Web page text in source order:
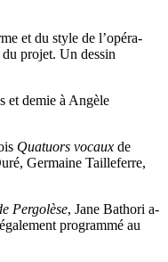
et du style de l’opéra-
projet. Un dessin
et demie à Angèle
Quatuors vocaux de
Germaine Tailleferre,
Pergolèse, Jane Bathori a-
programmé au